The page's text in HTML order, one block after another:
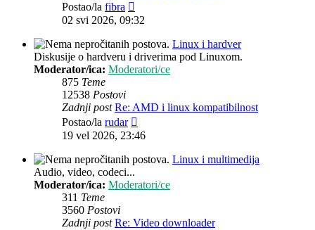
Postao/la fibra
post
02 svi 2026, 09:32
Linux i hardver
Diskusije o hardveru i driverima pod Linuxom.
Moderator/ica: Moderatori/ce
875 Teme
12538 Postovi
Zadnji post Re: AMD i linux kompatibilnost
Postao/la rudar
post
19 vel 2026, 23:46
Linux i multimedija
Audio, video, codeci...
Moderator/ica: Moderatori/ce
311 Teme
3560 Postovi
Zadnji post Re: Video downloader